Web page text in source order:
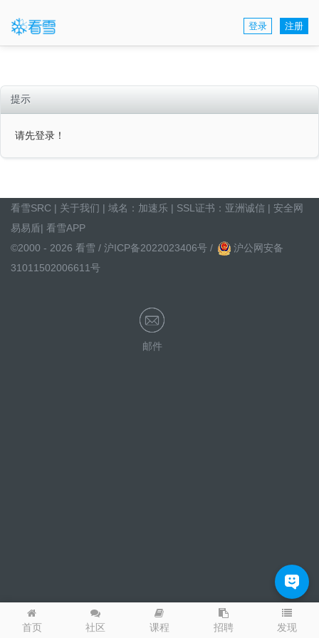
登录 注册
首页 社区 课程 招聘 发现
提示
请先登录！
看雪SRC | 关于我们 | 域名： 加速乐 | SSL证书： 亚洲诚信 | 安全网
易易盾| 看雪APP
©2000 - 2026 看雪 / 沪ICP备2022023406号 /
沪公网安备
31011502006611号
邮件